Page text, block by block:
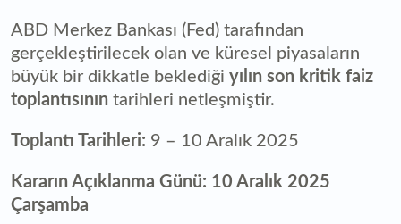
ABD Merkez Bankası (Fed) tarafından
gerçekleştirilecek olan ve küresel piyasaların
büyük bir dikkatle beklediği yılın son kritik faiz
toplantısının tarihleri netleşmiştir.
Toplantı Tarihleri: 9 – 10 Aralık 2025
Kararın Açıklanma Günü: 10 Aralık 2025
Çarşamba